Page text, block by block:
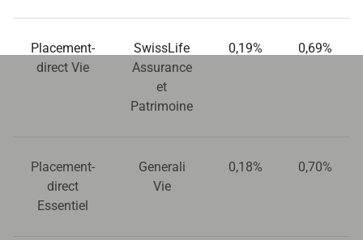
Placement-
direct Vie
SwissLife
Assurance
et
Patrimoine
0,19% 0,69%
Placement-
direct
Essentiel
Generali
Vie
0,18% 0,70%